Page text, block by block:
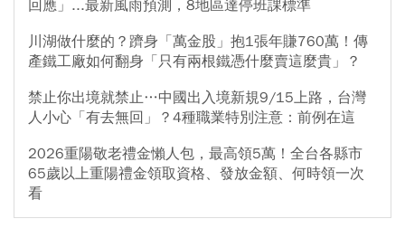
回應」...最新風雨預測，8地區達停班課標準
川湖做什麼的？躋身「萬金股」抱1張年賺760萬！傳
產鐵工廠如何翻身「只有兩根鐵憑什麼賣這麼貴」？
禁止你出境就禁止…中國出入境新規9/15上路，台灣
人小心「有去無回」？4種職業特別注意：前例在這
2026重陽敬老禮金懶人包，最高領5萬！全台各縣市
65歲以上重陽禮金領取資格、發放金額、何時領一次
看